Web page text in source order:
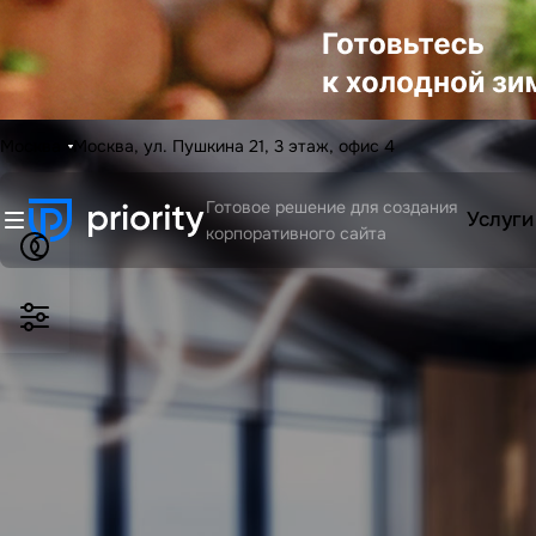
Москва, ул. Пушкина 21, 3 этаж, офис 4
Готовое решение для создания
корпоративного сайта
Услуги